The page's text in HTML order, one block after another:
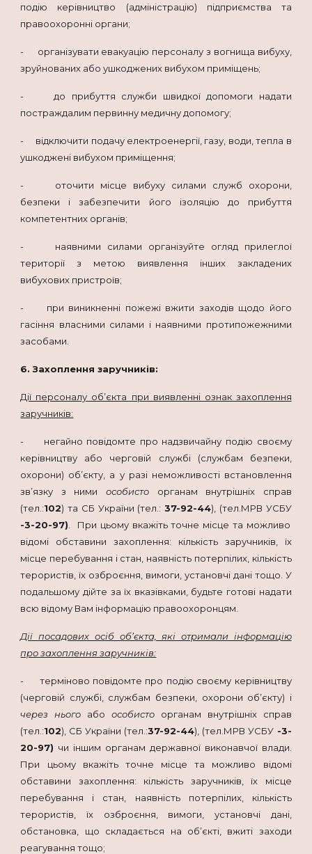
подію керівництво (адміністрацію) підприємства та
правоохоронні органи;
- організувати евакуацію персоналу з вогнища вибуху,
зруйнованих або ушкоджених вибухом приміщень;
- до прибуття служби швидкої допомоги надати
постраждалим первинну медичну допомогу;
- відключити подачу електроенергії, газу, води, тепла в
ушкоджені вибухом приміщення;
- оточити місце вибуху силами служб охорони,
безпеки і забезпечити його ізоляцію до прибуття
компетентних органів;
- наявними силами організуйте огляд прилеглої
території з метою виявлення інших закладених
вибухових пристроїв;
- при виникненні пожежі вжити заходів щодо його
гасіння власними силами і наявними протипожежними
засобами.
6. Захоплення заручників:
Дії персоналу об’єкта при виявленні ознак захоплення
заручників:
- негайно повідомте про надзвичайну подію своєму
керівництву або черговій службі (службам безпеки,
охорони) об’єкту, а у разі неможливості встановлення
зв’язку з ними особисто органам внутрішніх справ
(тел.:102) та СБ України (тел.:37-92-44), (тел.МРВ УСБУ
-3-20-97) . При цьому вкажіть точне місце та можливо
відомі обставини захоплення: кількість заручників, їх
місце перебування і стан, наявність потерпілих, кількість
терористів, їх озброєння, вимоги, установчі дані тощо. У
подальшому дійте за їх вказівками, будьте готові надати
всю відому Вам інформацію правоохоронцям.
Дії посадових осіб об’єкта, які отримали інформацію
про захоплення заручників:
- терміново повідомте про подію своєму керівництву
(черговій службі, службам безпеки, охорони об’єкту) і
через нього або особисто органам внутрішніх справ
(тел.:102), СБ України (тел.:37-92-44), (тел.МРВ УСБУ-3-
20-97) чи іншим органам державної виконавчої влади.
При цьому вкажіть точне місце та можливо відомі
обставини захоплення: кількість заручників, їх місце
перебування і стан, наявність потерпілих, кількість
терористів, їх озброєння, вимоги, установчі дані,
обстановка, що складається на об’єкті, вжиті заходи
реагування тощо;